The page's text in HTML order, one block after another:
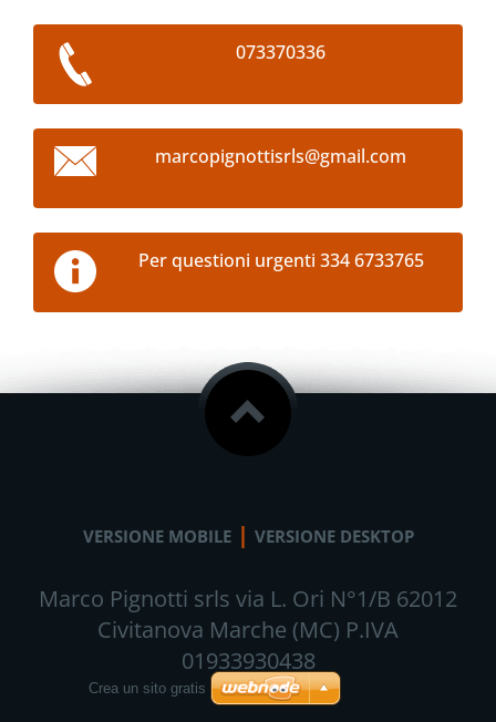
073370336
marcopignottisrls@gmail.com
Per questioni urgenti 334 6733765
VERSIONE MOBILE | VERSIONE DESKTOP
Marco Pignotti srls via L. Ori N°1/B 62012
Civitanova Marche (MC) P.IVA
01933930438
Crea un sito gratis